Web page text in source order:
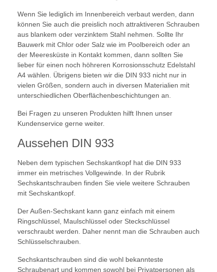
Wenn Sie lediglich im Innenbereich verbaut werden, dann
können Sie auch die preislich noch attraktiveren Schrauben
aus blankem oder verzinktem Stahl nehmen. Sollte Ihr
Bauwerk mit Chlor oder Salz wie im Poolbereich oder an
der Meeresküste in Kontakt kommen, dann sollten Sie
lieber für einen noch höhreren Korrosionsschutz Edelstahl
A4 wählen. Übrigens bieten wir die DIN 933 nicht nur in
vielen Größen, sondern auch in diversen Materialien mit
unterschiedlichen Oberflächenbeschichtungen an.
Bei Fragen zu unseren Produkten hilft Ihnen unser
Kundenservice gerne weiter.
Aussehen DIN 933
Neben dem typischen Sechskantkopf hat die DIN 933
immer ein metrisches Vollgewinde. In der Rubrik
Sechskantschrauben finden Sie viele weitere Schrauben
mit Sechskantkopf.
Der Außen-Sechskant kann ganz einfach mit einem
Ringschlüssel, Maulschlüssel oder Steckschlüssel
verschraubt werden. Daher nennt man die Schrauben auch
Schlüsselschrauben.
Sechskantschrauben sind die wohl bekannteste
Schraubenart und kommen sowohl bei Privatpersonen als